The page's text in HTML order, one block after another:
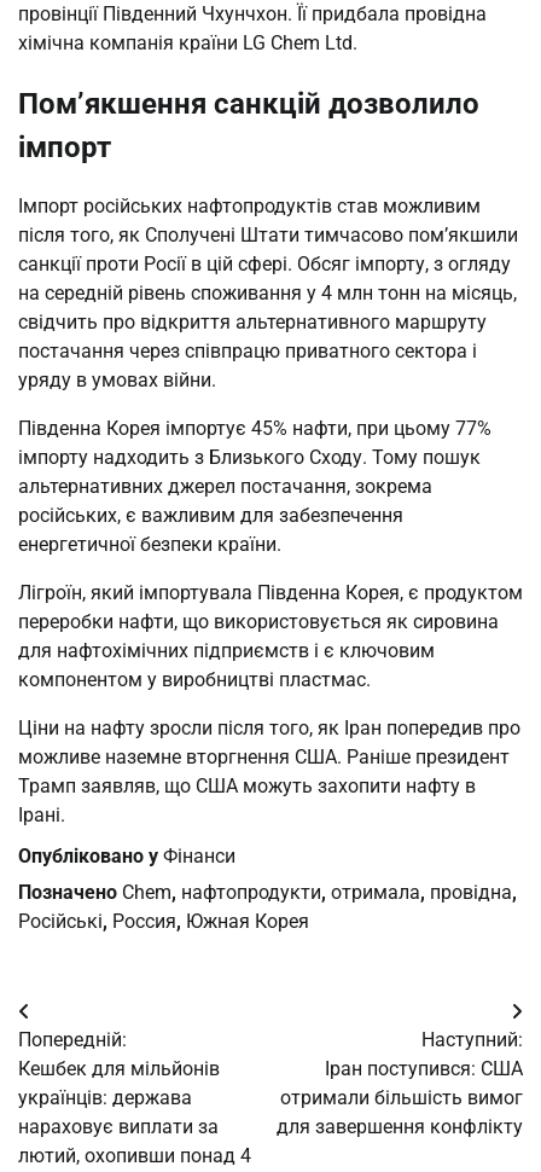
провінції Південний Чхунчхон. Її придбала провідна
хімічна компанія країни LG Chem Ltd.
Пом’якшення санкцій дозволило
імпорт
Імпорт російських нафтопродуктів став можливим
після того, як Сполучені Штати тимчасово пом’якшили
санкції проти Росії в цій сфері. Обсяг імпорту, з огляду
на середній рівень споживання у 4 млн тонн на місяць,
свідчить про відкриття альтернативного маршруту
постачання через співпрацю приватного сектора і
уряду в умовах війни.
Південна Корея імпортує 45% нафти, при цьому 77%
імпорту надходить з Близького Сходу. Тому пошук
альтернативних джерел постачання, зокрема
російських, є важливим для забезпечення
енергетичної безпеки країни.
Лігроїн, який імпортувала Південна Корея, є продуктом
переробки нафти, що використовується як сировина
для нафтохімічних підприємств і є ключовим
компонентом у виробництві пластмас.
Ціни на нафту зросли після того, як Іран попередив про
можливе наземне вторгнення США. Раніше президент
Трамп заявляв, що США можуть захопити нафту в
Ірані.
Опубліковано у Фінанси
Позначено Chem, нафтопродукти, отримала, провідна,
Російські, Россия, Южная Корея
Навігація
записів
Попередній:
Кешбек для мільйонів
українців: держава
нараховує виплати за
лютий, охопивши понад 4
Наступний:
Іран поступився: США
отримали більшість вимог
для завершення конфлікту